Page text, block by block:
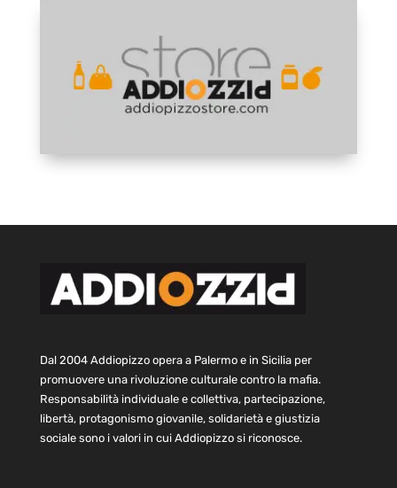
Dal 2004 Addiopizzo opera a Palermo e in Sicilia per
promuovere una rivoluzione culturale contro la mafia.
Responsabilità individuale e collettiva, partecipazione,
libertà, protagonismo giovanile, solidarietà e giustizia
sociale sono i valori in cui Addiopizzo si riconosce.